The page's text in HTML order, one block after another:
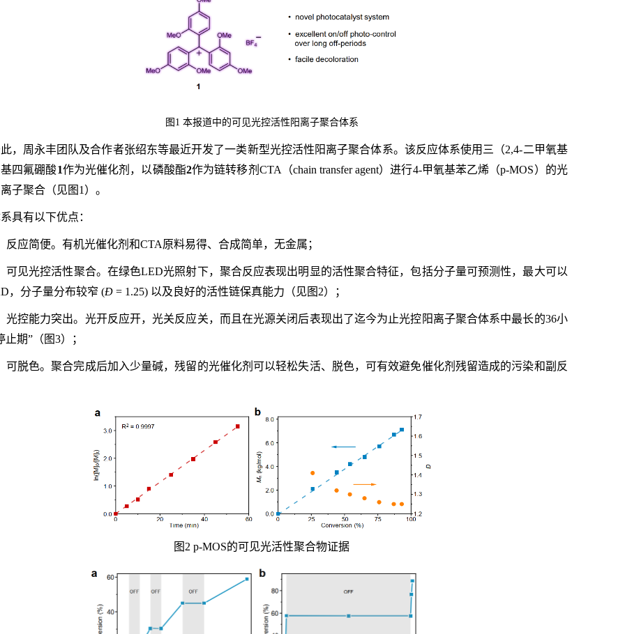
图1 本报道中的可见光控活性阳离子聚合体系
，周永丰团队及合作者张绍东等最近开发了一类新型光控活性阳离子聚合体系。该反应体系使用三（2,4-二甲氧基
四氟硼酸1作为光催化剂，以磷酸酯2作为链转移剂CTA（chain transfer agent）进行4-甲氧基苯乙烯（p-MOS）的光
子聚合（见图1）。
具有以下优点：
反应简便。有机光催化剂和CTA原料易得、合成简单，无金属；
可见光控活性聚合。在绿色LED光照射下，聚合反应表现出明显的活性聚合特征，包括分子量可预测性，最大可以
，分子量分布较窄 (Đ= 1.25) 以及良好的活性链保真能力（见图2）；
光控能力突出。光开反应开，光关反应关，而且在光源关闭后表现出了迄今为止光控阳离子聚合体系中最长的36小
止期”（图3）；
可脱色。聚合完成后加入少量碱，残留的光催化剂可以轻松失活、脱色，可有效避免催化剂残留造成的污染和副反
图2 p-MOS的可见光活性聚合物证据